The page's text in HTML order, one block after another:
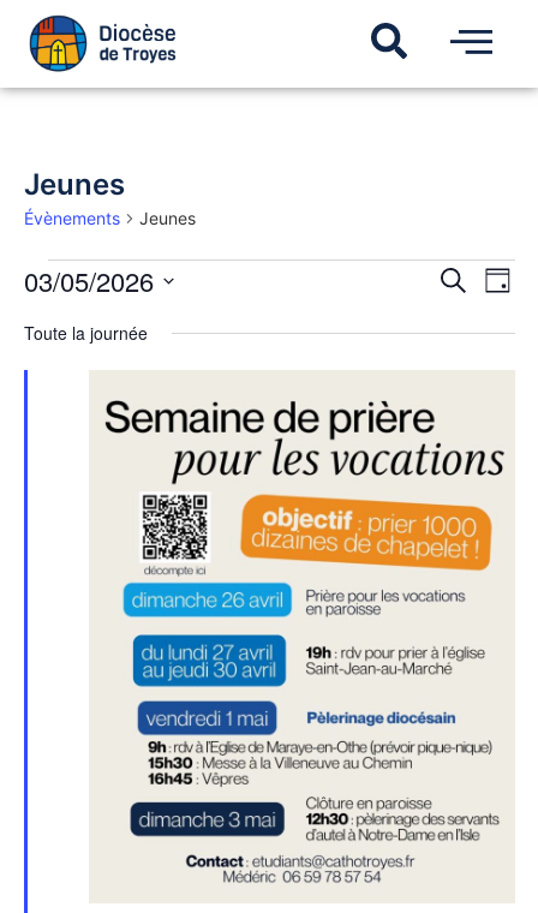
Jeunes
Évènements Jeunes
de
Recherche
de
Jour
03/05/2026
une
date.
Toute la journée